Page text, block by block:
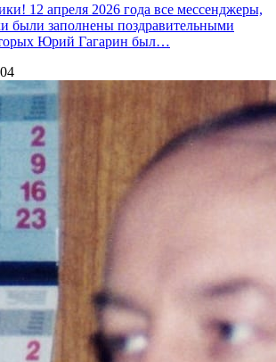
12 апреля 2026 года все мессенджеры,
были заполнены поздравительными
Юрий Гагарин был…